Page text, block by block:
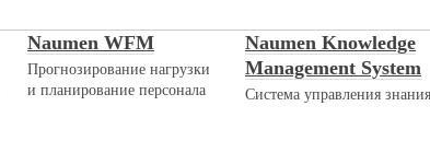
Naumen WFM
Прогнозирование нагрузки
и планирование персонала
Naumen Knowledge
Management System
Система управления